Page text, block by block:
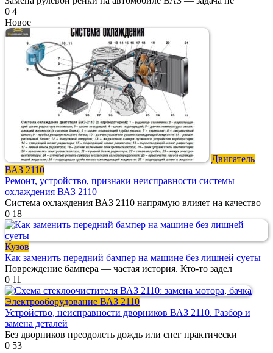
0 4
Новое
Двигатель
ВАЗ 2110
Ремонт, устройство, признаки неисправности системы
охлаждения ВАЗ 2110
Система охлаждения ВАЗ 2110 напрямую влияет на качество
0 18
Кузов
Как заменить передний бампер на машине без лишней суеты
Повреждение бампера — частая история. Кто-то задел
0 11
Электрооборудование ВАЗ 2110
Устройство, неисправности дворников ВАЗ 2110. Разбор и
замена деталей
Без дворников преодолеть дождь или снег практически
0 53